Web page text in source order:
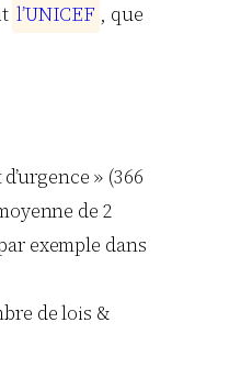
l’UNICEF , que
» (366
de 2
exemple dans
de lois &